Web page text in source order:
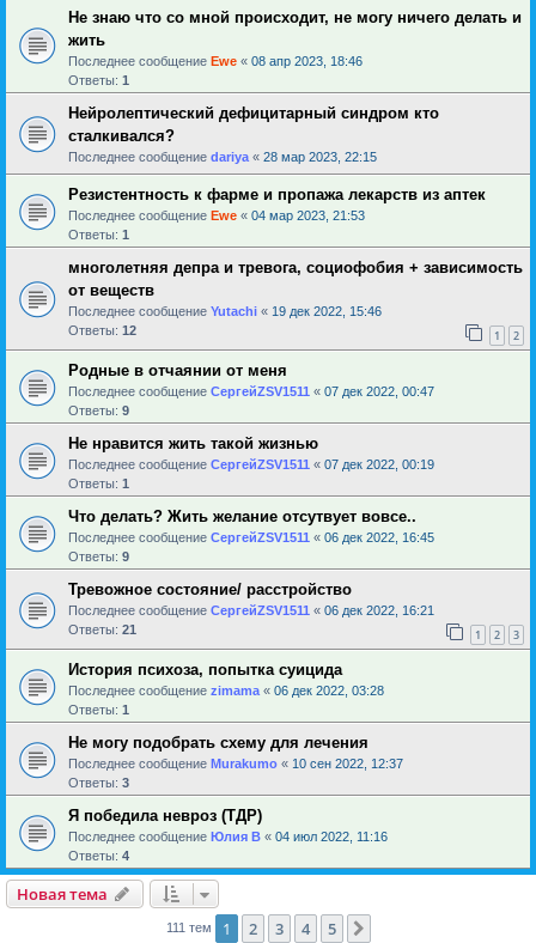
Не знаю что со мной происходит, не могу ничего делать и
жить
Последнее сообщение Ewe « 08 апр 2023, 18:46
Ответы: 1
Нейролептический дефицитарный синдром кто
сталкивался?
Последнее сообщение dariya « 28 мар 2023, 22:15
Резистентность к фарме и пропажа лекарств из аптек
Последнее сообщение Ewe « 04 мар 2023, 21:53
Ответы: 1
многолетняя депра и тревога, социофобия + зависимость
от веществ
Последнее сообщение Yutachi « 19 дек 2022, 15:46
Ответы: 12 1 2
Родные в отчаянии от меня
Последнее сообщение СергейZSV1511 « 07 дек 2022, 00:47
Ответы: 9
Не нравится жить такой жизнью
Последнее сообщение СергейZSV1511 « 07 дек 2022, 00:19
Ответы: 1
Что делать? Жить желание отсутвует вовсе..
Последнее сообщение СергейZSV1511 « 06 дек 2022, 16:45
Ответы: 9
Тревожное состояние/ расстройство
Последнее сообщение СергейZSV1511 « 06 дек 2022, 16:21
Ответы: 21 1 2 3
История психоза, попытка суицида
Последнее сообщение zimama « 06 дек 2022, 03:28
Ответы: 1
Не могу подобрать схему для лечения
Последнее сообщение Murakumo « 10 сен 2022, 12:37
Ответы: 3
Я победила невроз (ТДР)
Последнее сообщение Юлия В « 04 июл 2022, 11:16
Ответы: 4
Новая тема
111 тем 1 2 3 4 5